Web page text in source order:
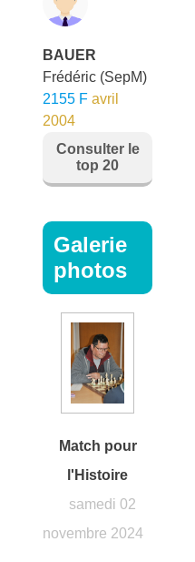
BAUER
Frédéric (SepM)
2155 F avril
2004
Consulter le
top 20
Galerie
photos
Match pour
l'Histoire
samedi 02
novembre 2024